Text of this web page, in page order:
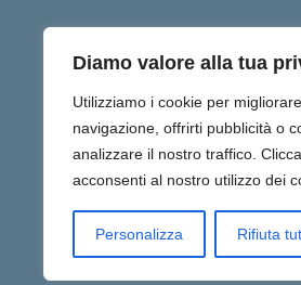
Diamo valore alla tua
Utilizziamo i cookie per
navigazione, offrirti pubblicità o
analizzare il nostro traffico.
acconsenti al nostro utilizzo dei
Personalizza Rifiuta